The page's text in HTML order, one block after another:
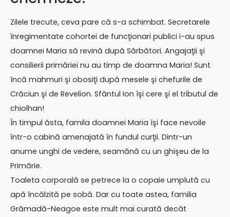
Zilele trecute, ceva pare că s-a schimbat. Secretarele
înregimentate cohortei de funcţionari publici i-au spus
doamnei Maria să revină după Sărbători. Angajaţii şi
consilierii primăriei nu au timp de doamna Maria! Sunt
încă mahmuri şi obosiţi după mesele şi chefurile de
Crăciun şi de Revelion. Sfântul Ion îşi cere şi el tributul de
chiolhan!
În timpul ăsta, famila doamnei Maria îşi face nevoile
într-o cabină amenajată în fundul curţii. Dintr-un
anume unghi de vedere, seamănă cu un ghişeu de la
Primărie.
Toaleta corporală se petrece la o copaie umplută cu
apă încălzită pe sobă. Dar cu toate astea, familia
Grămadă-Neagoe este mult mai curată decât